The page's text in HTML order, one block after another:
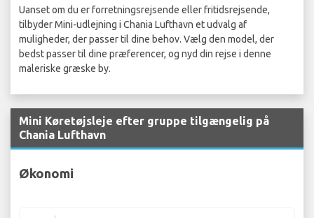
Uanset om du er forretningsrejsende eller fritidsrejsende,
tilbyder Mini-udlejning i Chania Lufthavn et udvalg af
muligheder, der passer til dine behov. Vælg den model, der
bedst passer til dine præferencer, og nyd din rejse i denne
maleriske græske by.
Mini Køretøjsleje efter gruppe tilgængelig på
Chania Lufthavn
Økonomi